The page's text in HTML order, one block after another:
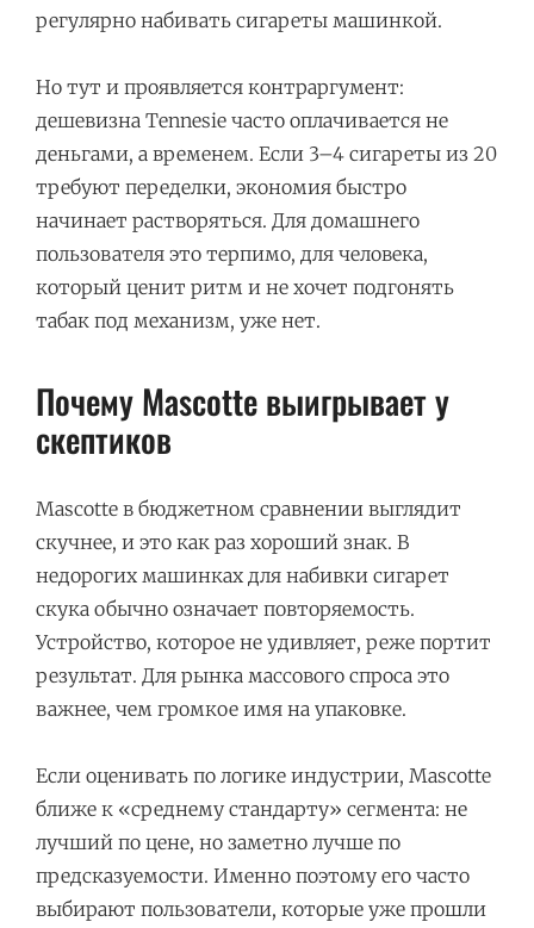
регулярно набивать сигареты машинкой.
Но тут и проявляется контраргумент:
дешевизна Tennesie часто оплачивается не
деньгами, а временем. Если 3–4 сигареты из 20
требуют переделки, экономия быстро
начинает растворяться. Для домашнего
пользователя это терпимо, для человека,
который ценит ритм и не хочет подгонять
табак под механизм, уже нет.
Почему Mascotte выигрывает у
скептиков
Mascotte в бюджетном сравнении выглядит
скучнее, и это как раз хороший знак. В
недорогих машинках для набивки сигарет
скука обычно означает повторяемость.
Устройство, которое не удивляет, реже портит
результат. Для рынка массового спроса это
важнее, чем громкое имя на упаковке.
Если оценивать по логике индустрии, Mascotte
ближе к «среднему стандарту» сегмента: не
лучший по цене, но заметно лучше по
предсказуемости. Именно поэтому его часто
выбирают пользователи, которые уже прошли